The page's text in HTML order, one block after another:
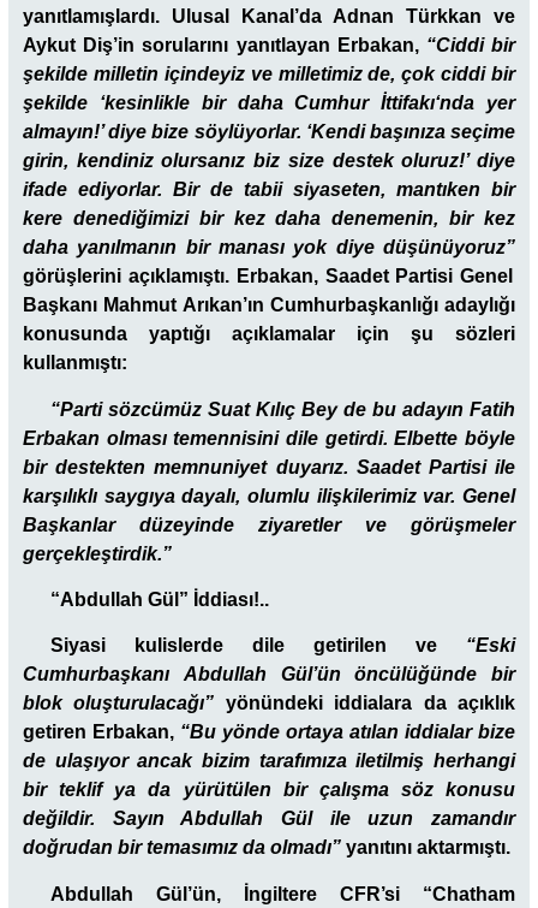
yanıtlamışlardı. Ulusal Kanal’da Adnan Türkkan ve
Aykut Diş’in sorularını yanıtlayan Erbakan, “Ciddi bir
şekilde milletin içindeyiz ve milletimiz de, çok ciddi bir
şekilde ‘kesinlikle bir dahaCumhur İttifakı‘nda yer
almayın!’ diye bize söylüyorlar. ‘Kendi başınıza seçime
girin, kendiniz olursanız biz size destek oluruz!’ diye
ifade ediyorlar. Bir de tabii siyaseten, mantıken bir
kere denediğimizi bir kez daha denemenin, bir kez
daha yanılmanın bir manası yok diye düşünüyoruz”
görüşlerini açıklamıştı. Erbakan, Saadet Partisi Genel
Başkanı Mahmut Arıkan’ın Cumhurbaşkanlığı adaylığı
konusunda yaptığı açıklamalar için şu sözleri
kullanmıştı:
“Parti sözcümüz Suat Kılıç Bey de bu adayın Fatih
Erbakan olması temennisini dile getirdi. Elbette böyle
bir destekten memnuniyet duyarız. Saadet Partisi ile
karşılıklı saygıya dayalı, olumlu ilişkilerimiz var. Genel
Başkanlar düzeyinde ziyaretler ve görüşmeler
gerçekleştirdik.”
“Abdullah Gül” İddiası!..
Siyasi kulislerde dile getirilen ve “Eski
Cumhurbaşkanı Abdullah Gül’ün öncülüğünde bir
blok oluşturulacağı” yönündeki iddialara da açıklık
getiren Erbakan, “Bu yönde ortaya atılan iddialar bize
de ulaşıyor ancak bizim tarafımıza iletilmiş herhangi
bir teklif ya da yürütülen bir çalışma söz konusu
değildir. Sayın Abdullah Gül ile uzun zamandır
doğrudan bir temasımız da olmadı” yanıtını aktarmıştı.
Abdullah Gül’ün, İngiltere CFR’si “Chatham